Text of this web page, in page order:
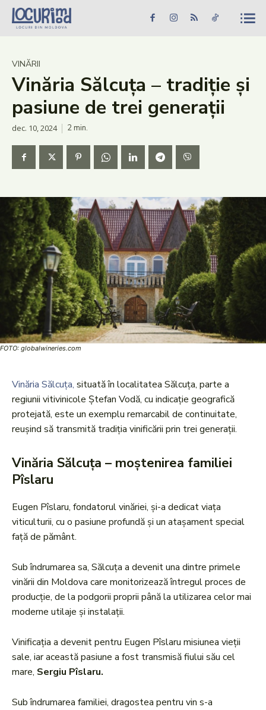
Caută în site... Căutare
Știri
Evenimente
Dezvoltare rurală
Turism
Vinării
Patrimoniu
Produs Acasă
VINĂRII
Vinăria Sălcuța – tradiție și
pasiune de trei generații
dec. 10, 2024 2min.
FOTO: globalwineries.com
Vinăria Sălcuța, situată în localitatea Sălcuța, parte a
regiunii vitivinicole Ștefan Vodă, cu indicație geografică
protejată, este un exemplu remarcabil de continuitate,
reușind să transmită tradiția vinificării prin trei generații.
Vinăria Sălcuța – moștenirea familiei
Pîslaru
Eugen Pîslaru, fondatorul vinăriei, și-a dedicat viața
viticulturii, cu o pasiune profundă și un atașament special
față de pământ.
Sub îndrumarea sa, Sălcuța a devenit una dintre primele
vinării din Moldova care monitorizează întregul proces de
producție, de la podgorii proprii până la utilizarea celor mai
moderne utilaje și instalații.
Vinificația a devenit pentru Eugen Pîslaru misiunea vieții
sale, iar această pasiune a fost transmisă fiului său cel
mare, Sergiu Pîslaru.
Sub îndrumarea familiei, dragostea pentru vin s-a